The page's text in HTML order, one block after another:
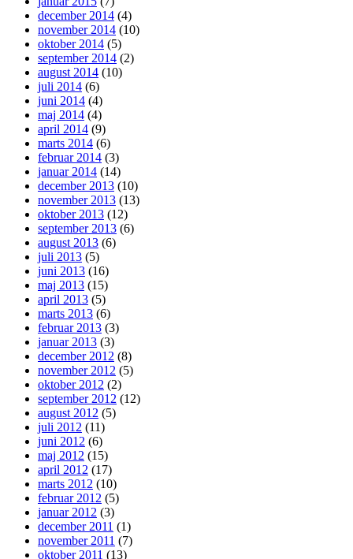
december 2014 (4)
november 2014 (10)
oktober 2014 (5)
september 2014 (2)
august 2014 (10)
juli 2014 (6)
juni 2014 (4)
maj 2014 (4)
april 2014 (9)
marts 2014 (6)
februar 2014 (3)
januar 2014 (14)
december 2013 (10)
november 2013 (13)
oktober 2013 (12)
september 2013 (6)
august 2013 (6)
juli 2013 (5)
juni 2013 (16)
maj 2013 (15)
april 2013 (5)
marts 2013 (6)
februar 2013 (3)
januar 2013 (3)
december 2012 (8)
november 2012 (5)
oktober 2012 (2)
september 2012 (12)
august 2012 (5)
juli 2012 (11)
juni 2012 (6)
maj 2012 (15)
april 2012 (17)
marts 2012 (10)
februar 2012 (5)
januar 2012 (3)
december 2011 (1)
november 2011 (7)
oktober 2011 (13)